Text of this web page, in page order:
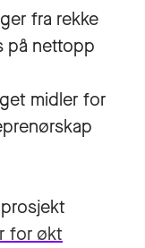
fra rekke
på nettopp
midler for
for økt